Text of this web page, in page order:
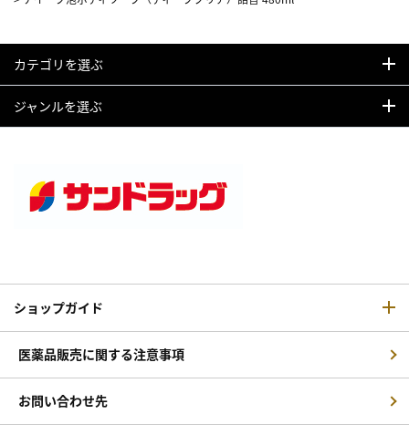
カテゴリを選ぶ
ジャンルを選ぶ
ショップガイド
医薬品販売に関する注意事項
お問い合わせ先